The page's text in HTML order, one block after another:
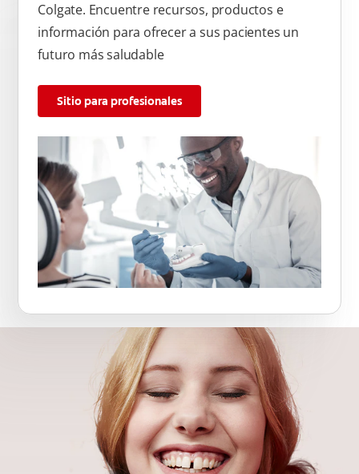
Colgate. Encuentre recursos, productos e
información para ofrecer a sus pacientes un
futuro más saludable
Sitio para profesionales